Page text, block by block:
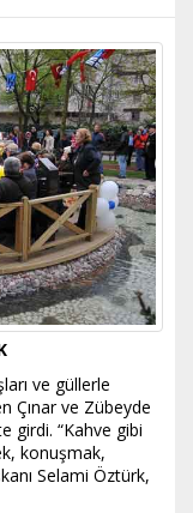
ve güllerle
Çınar ve Zübeyde
girdi. “Kahve gibi
konuşmak,
Selami Öztürk,